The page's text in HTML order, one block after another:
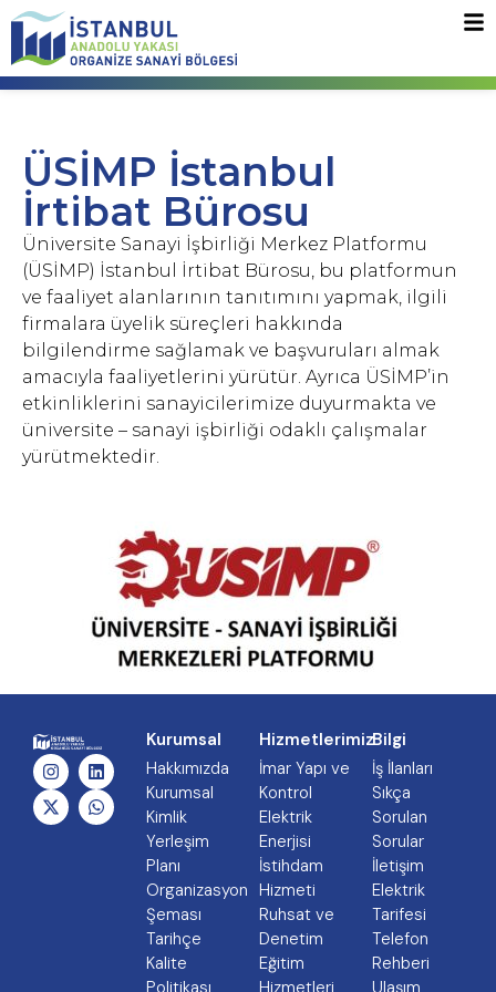
ÜSİMP İstanbul
İrtibat Bürosu
Üniversite Sanayi İşbirliği Merkez Platformu
(ÜSİMP) İstanbul İrtibat Bürosu, bu platformun
ve faaliyet alanlarının tanıtımını yapmak, ilgili
firmalara üyelik süreçleri hakkında
bilgilendirme sağlamak ve başvuruları almak
amacıyla faaliyetlerini yürütür. Ayrıca ÜSİMP’in
etkinliklerini sanayicilerimize duyurmakta ve
üniversite – sanayi işbirliği odaklı çalışmalar
yürütmektedir.
Kurumsal
Hakkımızda
Kurumsal
Kimlik
Yerleşim
Planı
Organizasyon
Şeması
Tarihçe
Kalite
Hizmetlerimiz
İmar Yapı ve
Kontrol
Elektrik
Enerjisi
İstihdam
Hizmeti
Ruhsat ve
Denetim
Eğitim
Bilgi
İş İlanları
Sıkça
Sorulan
Sorular
İletişim
Elektrik
Tarifesi
Telefon
Rehberi